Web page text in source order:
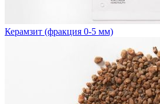
Керамзит (фракция 0-5 мм)